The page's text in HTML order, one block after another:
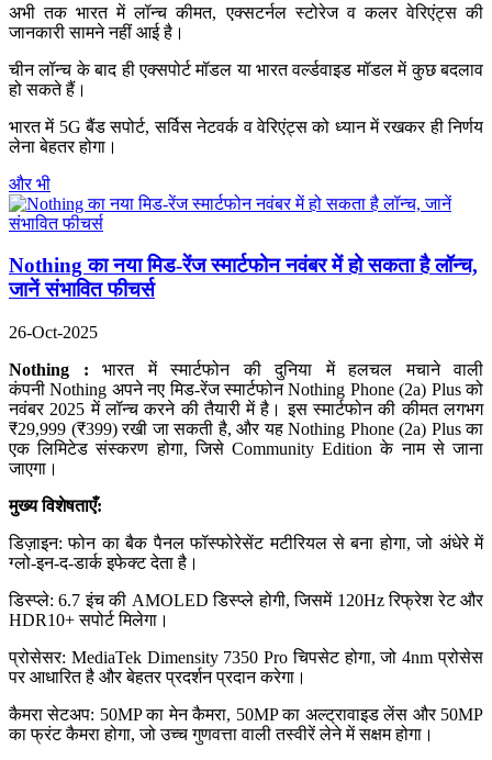
अभी तक भारत में लॉन्च कीमत, एक्सटर्नल स्टोरेज व कलर वेरिएंट्स की
जानकारी सामने नहीं आई है।
चीन लॉन्च के बाद ही एक्सपोर्ट मॉडल या भारत वर्ल्डवाइड मॉडल में कुछ बदलाव
हो सकते हैं।
भारत में 5G बैंड सपोर्ट, सर्विस नेटवर्क व वेरिएंट्स को ध्यान में रखकर ही निर्णय
लेना बेहतर होगा।
और भी
Nothing का नया मिड-रेंज स्मार्टफोन नवंबर में हो सकता है लॉन्च,
जानें संभावित फीचर्स
26-Oct-2025
Nothing : भारत में स्मार्टफोन की दुनिया में हलचल मचाने वाली
कंपनी Nothing अपने नए मिड-रेंज स्मार्टफोन Nothing Phone (2a) Plus को
नवंबर 2025 में लॉन्च करने की तैयारी में है। इस स्मार्टफोन की कीमत लगभग
₹29,999 (₹399) रखी जा सकती है, और यह Nothing Phone (2a) Plus का
एक लिमिटेड संस्करण होगा, जिसे Community Edition के नाम से जाना
जाएगा।
मुख्य विशेषताएँ:
डिज़ाइन: फोन का बैक पैनल फॉस्फोरेसेंट मटीरियल से बना होगा, जो अंधेरे में
ग्लो-इन-द-डार्क इफेक्ट देता है।
डिस्प्ले: 6.7 इंच की AMOLED डिस्प्ले होगी, जिसमें 120Hz रिफ्रेश रेट और
HDR10+ सपोर्ट मिलेगा।
प्रोसेसर: MediaTek Dimensity 7350 Pro चिपसेट होगा, जो 4nm प्रोसेस
पर आधारित है और बेहतर प्रदर्शन प्रदान करेगा।
कैमरा सेटअप: 50MP का मेन कैमरा, 50MP का अल्ट्रावाइड लेंस और 50MP
का फ्रंट कैमरा होगा, जो उच्च गुणवत्ता वाली तस्वीरें लेने में सक्षम होगा।